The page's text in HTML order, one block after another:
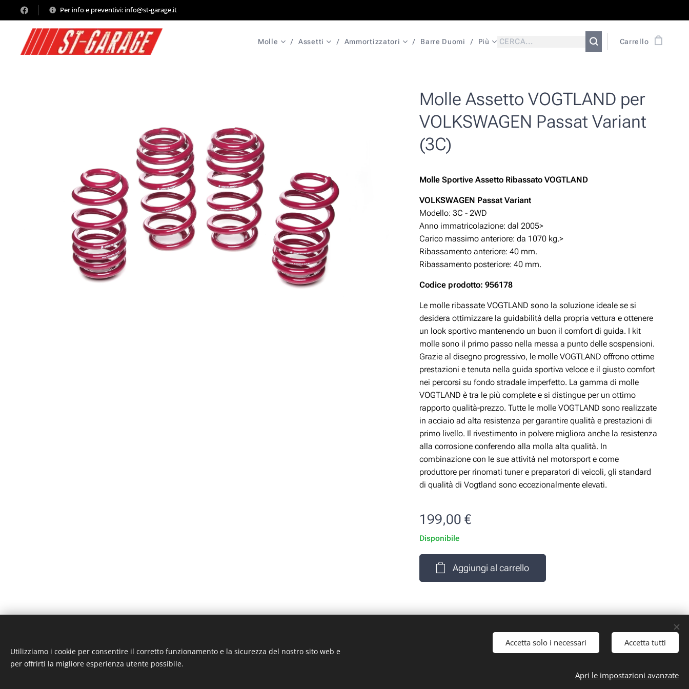
Per info e preventivi: info@st-garage.it
Molle Assetti Ammortizzatori Barre Duomi Più Carrello
Molle Assetto VOGTLAND per
VOLKSWAGEN Passat Variant
(3C)
Molle Sportive Assetto Ribassato VOGTLAND
VOLKSWAGEN Passat Variant
Modello: 3C - 2WD
Anno immatricolazione: dal 2005>
Carico massimo anteriore: da 1070 kg.>
Ribassamento anteriore: 40 mm.
Ribassamento posteriore: 40 mm.
Codice prodotto: 956178
Le molle ribassate VOGTLAND sono la soluzione ideale se si
desidera ottimizzare la guidabilità della propria vettura e ottenere
un look sportivo mantenendo un buon il comfort di guida. I kit
molle sono il primo passo nella messa a punto delle sospensioni.
Grazie al disegno progressivo, le molle VOGTLAND offrono ottime
prestazioni e tenuta nella guida sportiva veloce e il giusto comfort
nei percorsi su fondo stradale imperfetto. La gamma di molle
VOGTLAND è tra le più complete e si distingue per un ottimo
rapporto qualità-prezzo. Tutte le molle VOGTLAND sono realizzate
in acciaio ad alta resistenza per garantire qualità e prestazioni di
primo livello. Il rivestimento in polvere migliora anche la resistenza
alla corrosione conferendo alla molla alta qualità. In
combinazione con le sue attività nel motorsport e come
produttore per rinomati tuner e preparatori di veicoli, gli standard
di qualità di Vogtland sono eccezionalmente elevati.
199,00 €
Disponibile
Aggiungi al carrello
ST-GARAGE di Fabrizio Signorino sas - Via Legnano 9 - 10128 - Torino (TO) - P. iva: 10161030019
Utilizziamo i cookie per consentire il corretto funzionamento e la sicurezza del nostro sito web e
per offrirti la migliore esperienza utente possibile.
Accetta solo i necessari Accetta tutti
Apri le impostazioni avanzate